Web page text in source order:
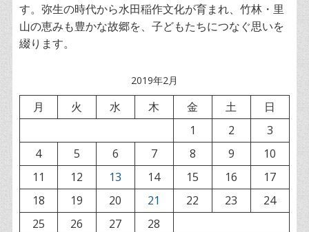
す。弥生の時代から水田稲作文化が育まれ、竹林・里
山の恵みも豊かな故郷を、子どもたちにつなぐ思いを
綴ります。
2019年2月
月 火 水 木 金 土
日
1
2
3
4
5 6 7 8 9
10
11
12 13 14 15 16
17
18
19 20 21 22 23
24
25
26 27 28